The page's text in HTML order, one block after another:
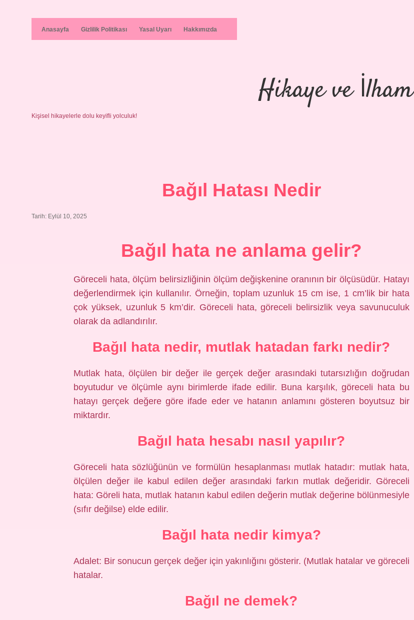
Anasayfa Gizlilik Politikası Yasal Uyarı Hakkımızda
Hikaye ve İlham
Kişisel hikayelerle dolu keyifli yolculuk!
Bağıl Hatası Nedir
Tarih: Eylül 10, 2025
Bağıl hata ne anlama gelir?
Göreceli hata, ölçüm belirsizliğinin ölçüm değişkenine oranının bir ölçüsüdür. Hatayı
değerlendirmek için kullanılır. Örneğin, toplam uzunluk 15 cm ise, 1 cm’lik bir hata
çok yüksek, uzunluk 5 km’dir. Göreceli hata, göreceli belirsizlik veya savunuculuk
olarak da adlandırılır.
Bağıl hata nedir, mutlak hatadan farkı nedir?
Mutlak hata, ölçülen bir değer ile gerçek değer arasındaki tutarsızlığın doğrudan
boyutudur ve ölçümle aynı birimlerde ifade edilir. Buna karşılık, göreceli hata bu
hatayı gerçek değere göre ifade eder ve hatanın anlamını gösteren boyutsuz bir
miktardır.
Bağıl hata hesabı nasıl yapılır?
Göreceli hata sözlüğünün ve formülün hesaplanması mutlak hatadır: mutlak hata,
ölçülen değer ile kabul edilen değer arasındaki farkın mutlak değeridir. Göreceli
hata: Göreli hata, mutlak hatanın kabul edilen değerin mutlak değerine bölünmesiyle
(sıfır değilse) elde edilir.
Bağıl hata nedir kimya?
Adalet: Bir sonucun gerçek değer için yakınlığını gösterir. (Mutlak hatalar ve göreceli
hatalar.
Bağıl ne demek?